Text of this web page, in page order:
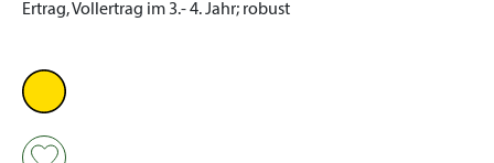
Ertrag, Vollertrag im 3.- 4. Jahr; robust